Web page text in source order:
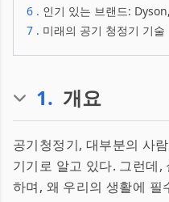
6 . 인기 있는 브랜드:
7 . 미래의 공기 청정기 기술
1. 개요
공기청정기, 대부분의 사
기기로 알고 있다. 그런데,
하며, 왜 우리의 생활에 필